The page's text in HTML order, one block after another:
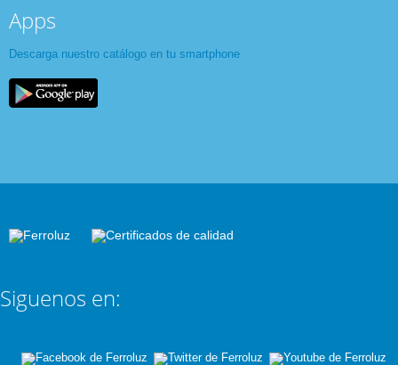
Apps
Descarga nuestro catálogo en tu smartphone
Siguenos en: